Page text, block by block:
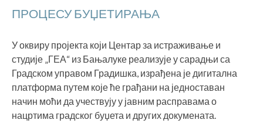
ПРОЦЕСУ БУЏЕТИРАЊА
У оквиру пројекта који Центар за истраживање и
студије „ГЕА“ из Бањалуке реализује у сарадњи са
Градском управом Градишка, израђена је дигитална
платформа путем које ће грађани на једноставан
начин моћи да учествују у јавним расправама о
нацртима градског буџета и других докумената.